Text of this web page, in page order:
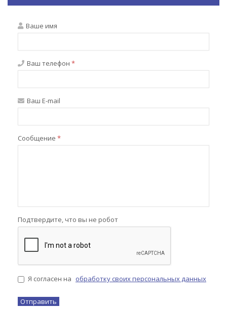
Ваше имя
Ваш телефон *
Ваш E-mail
Сообщение *
Подтвердите, что вы не робот
Я согласен на обработку своих персональных данных